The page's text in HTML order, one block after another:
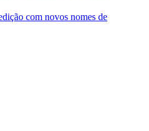
com novos nomes de